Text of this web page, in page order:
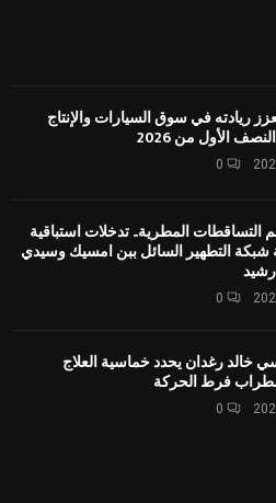
ريادته في سوق السيارات والإنتاج
الأول من 2026
0
التساقطات المطرية.. تدخلات استباقية
شبكة التطهير السائل ببن امسيك وسيدي
0
خالد رغدان يحدد خماسية العلاج
فرط الحركة
0